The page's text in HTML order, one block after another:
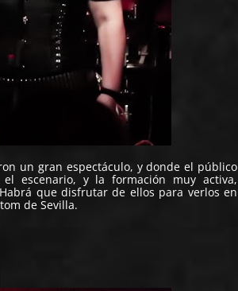
un gran espectáculo, y donde el público
escenario, y la formación muy activa,
que disfrutar de ellos para verlos en
de Sevilla.